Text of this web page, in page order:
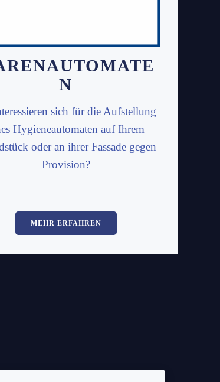
N
sich für die Aufstellung
Hygieneautomaten auf Ihrem
oder an ihrer Fassade gegen
Provision?
MEHR ERFAHREN